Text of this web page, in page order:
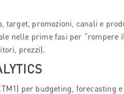
target, promozioni, canali e
nelle prime fasi per “rompere
prezzi).
per budgeting, forecasting